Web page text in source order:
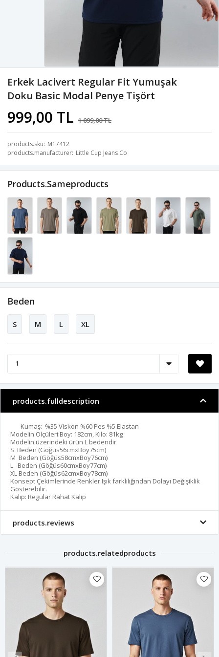
Erkek Lacivert Regular Fit Yumuşak
Doku Basic Modal Penye Tişört
999,00 TL 1 099,00 TL
products.sku M17412
products.manufacturer Little Cup Jeans Co
Products.sameproducts
Beden
S M L XL
products.fulldescription
Kumaş: %35 Viskon %60 Pes %5 Elastan
Modelin Ölçüleri:Boy: 182cm, Kilo: 81kg
Modelin üzerindeki ürün L bedendir
S Beden (Göğüs56cmxBoy75cm)
M Beden (Göğüs58cmxBoy76cm)
L Beden (Göğüs60cmxBoy77cm)
XL Beden (Göğüs62cmxBoy78cm)
Konsept Çekimlerinde Renkler Işık farklılığından Dolayı Değişiklik
Gösterebilir.
Kalıp: Regular Rahat Kalıp
products.reviews
products.relatedproducts